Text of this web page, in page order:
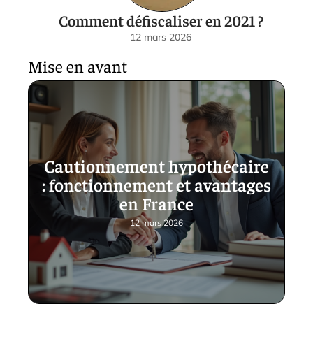
Comment défiscaliser en 2021 ?
12 mars 2026
Mise en avant
Cautionnement hypothécaire
: fonctionnement et avantages
en France
12 mars 2026